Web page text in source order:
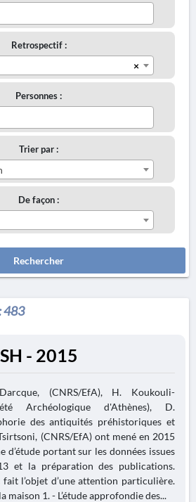
Retrospectif :
×
Personnes :
Trier par :
De façon :
Rechercher
483
- 2015
(CNRS/EfA), H. Koukouli-
Archéologique d'Athènes), D.
des antiquités préhistoriques et
(CNRS/EfA) ont mené en 2015
d’étude portant sur les données issues
et la préparation des publications.
l’objet d’une attention particulière.
maison 1. - L’étude approfondie des...